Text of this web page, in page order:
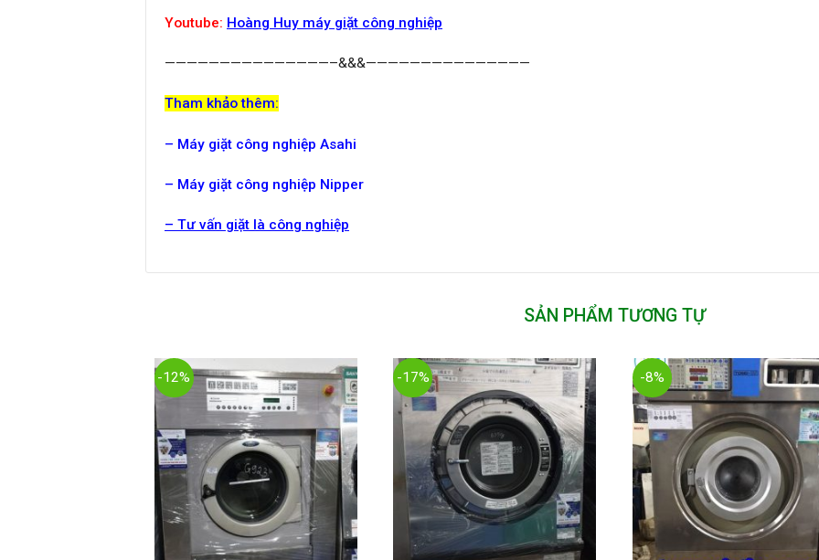
Youtube: Hoàng Huy máy giặt công nghiệp
———————————————–&&&———————————————
Tham khảo thêm:
– Máy giặt công nghiệp Asahi
– Máy giặt công nghiệp Nipper
– Tư vấn giặt là công nghiệp
SẢN PHẨM TƯƠNG TỰ
-12% -17% -8%